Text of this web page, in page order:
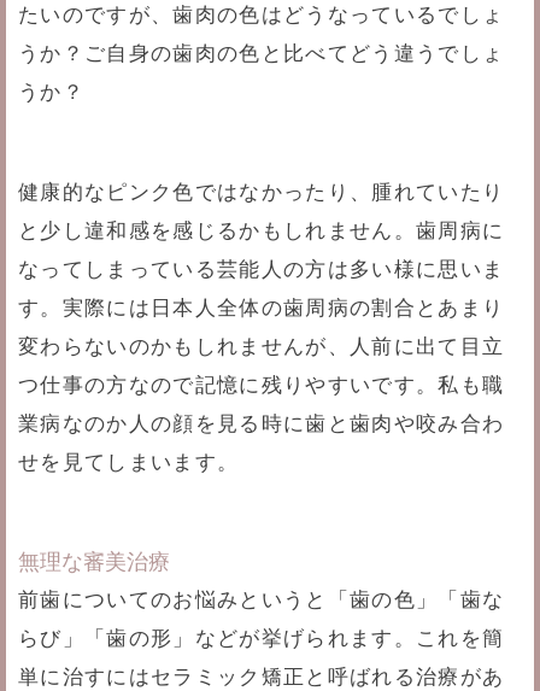
たいのですが、歯肉の色はどうなっているでしょ
うか？ご自身の歯肉の色と比べてどう違うでしょ
うか？
健康的なピンク色ではなかったり、腫れていたり
と少し違和感を感じるかもしれません。歯周病に
なってしまっている芸能人の方は多い様に思いま
す。実際には日本人全体の歯周病の割合とあまり
変わらないのかもしれませんが、人前に出て目立
つ仕事の方なので記憶に残りやすいです。私も職
業病なのか人の顔を見る時に歯と歯肉や咬み合わ
せを見てしまいます。
無理な審美治療
前歯についてのお悩みというと「歯の色」「歯な
らび」「歯の形」などが挙げられます。これを簡
単に治すにはセラミック矯正と呼ばれる治療があ